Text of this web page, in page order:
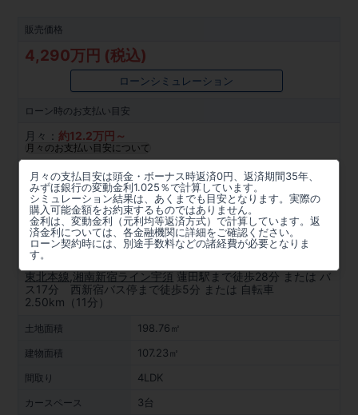
販売価格
4,290万円 (税込)
ローンシミュレーション
ローン時のお支払い目安
月々：約12.2万円～
月々のお支払い目安について
月々の支払目安は頭金・ボーナス時返済0円、返済期間35年、
みずほ銀行の変動金利1.025％で計算しています。
シミュレーション結果は、あくまでも目安となります。実際の
購入可能金額をお約束するものではありません。
金利は、変動金利（元利均等返済方式）で計算しています。返
済金利については、各金融機関に詳細をご確認ください。
ローン契約時には、別途手数料などの諸経費が必要となりま
す。
所在地
埼玉県蓮田市西城２丁目166番(地番)
周辺マップを見る
アクセス
東北本線,湘南新宿ライン宇須 蓮田駅まで徒歩28分 または バ
ス17分 西新宿バス停まで徒歩5分 または 自転車
2.50km（11分）
土地面積 198.76㎡
建物面積 107.23㎡
間取り 4LDK
カースペース 3台